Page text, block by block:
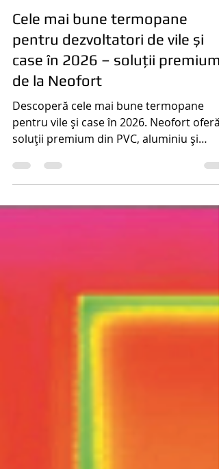
NOUTATI
Cele mai bune termopane
pentru dezvoltatori de vile și
de la Neofort
Descoperă cele mai bune termopane
soluții premium din PVC, aluminiu și
mixte, plus accesorii complete și servicii
profesionale pentru dezvoltatori. De ce